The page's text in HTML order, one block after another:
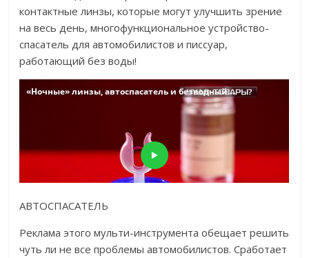
контактные линзы, которые могут улучшить зрение
на весь день, многофункциональное устройство-
спасатель для автомобилистов и писсуар,
работающий без воды!
АВТОСПАСАТЕЛЬ
Реклама этого мульти-инструмента обещает решить
чуть ли не все проблемы автомобилистов. Сработает